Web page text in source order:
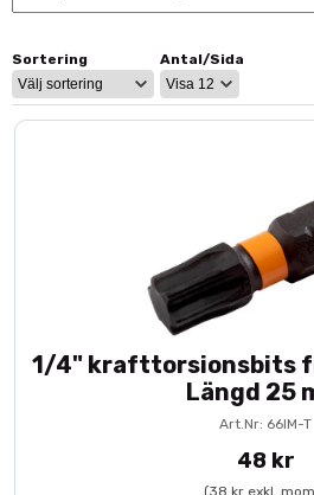
underhålla och optimera befintlig
– förbättrad
– bibehållen kap-
–
Komplettera med fler produkter inom
kombinera med exempelvis handsågar
komplett verktygslösning.
Sortering Antal/Sida
1/4" krafttorsionsbits
Längd 25
Art.Nr: 66IM-T
48 kr
(38 kr exkl.